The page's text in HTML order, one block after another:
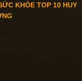
KHỎE TOP 10 HUY